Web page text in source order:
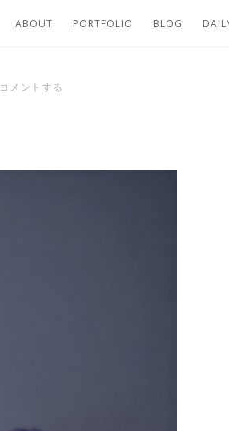
ABOUT PORTFOLIO BLOG
コメントする